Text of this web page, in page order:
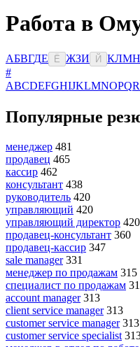
Работа в
АБВГДЕ Ё ЖЗИ Й КЛМН
#
ABCDEFGHIJKLMNOPQR
Популярные
менеджер 481
продавец 465
кассир 462
консультант 438
руководитель 420
управляющий 420
управляющий директор 420
продавец-консультант 360
продавец-кассир 347
sale manager 331
менеджер по продажам 315
специалист по продажам
account manager 313
client service manager 313
customer service manager 313
customer service specialist